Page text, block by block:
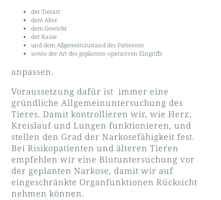
der Tierart
dem Alter
dem Gewicht
der Rasse
und dem Allgemeinzustand des Patienten
sowie der Art des geplanten operativen Eingriffs
anpassen.
Voraussetzung dafür ist immer eine
gründliche Allgemeinuntersuchung des
Tieres. Damit kontrollieren wir, wie Herz,
Kreislauf und Lungen funktionieren, und
stellen den Grad der Narkosefähigkeit fest.
Bei Risikopatienten und älteren Tieren
empfehlen wir eine Blutuntersuchung vor
der geplanten Narkose, damit wir auf
eingeschränkte Organfunktionen Rücksicht
nehmen können.